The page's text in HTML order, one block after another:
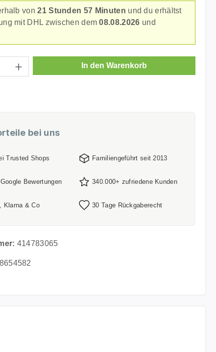
von21 Stunden 57 Minuten und du erhältst
mit DHL zwischen dem08.08.2026 und
Gib den gewünschten Wert ein
In den Warenkorb
bei uns
Trusted Shops Familiengeführt seit 2013
Bewertungen 340.000+ zufriedene Kunden
Klarna & Co 30 Tage Rückgaberecht
414783065